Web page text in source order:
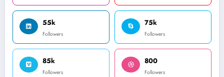
55k
Followers
75k
Followers
85k
Followers
800
Followers